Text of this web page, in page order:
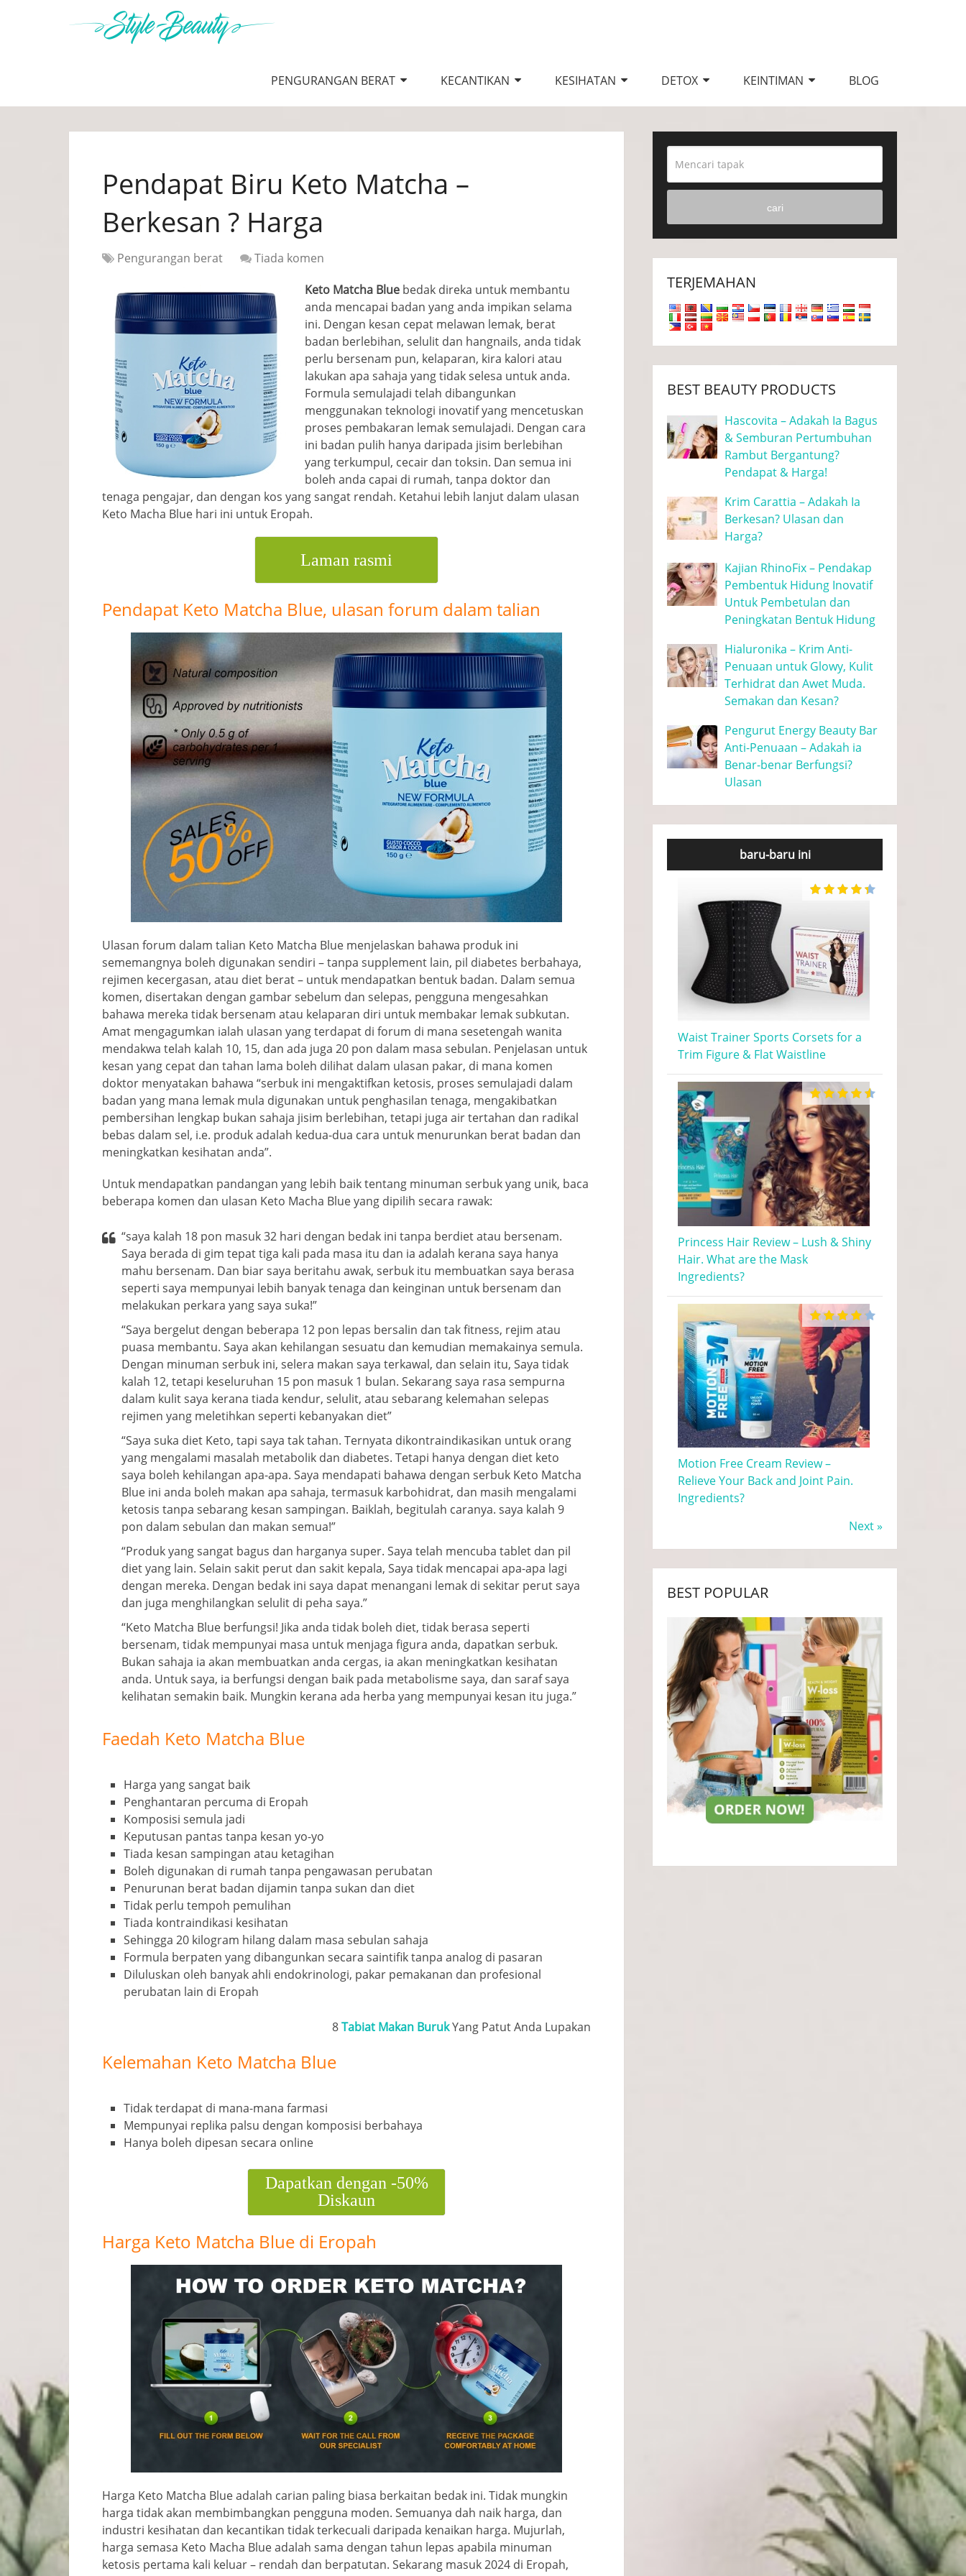
PENGURANGAN BERAT KECANTIKAN KESIHATAN DETOX KEINTIMAN BLOG
Pendapat Biru Keto Matcha –
Berkesan ? Harga
Pengurangan berat
Tiada komen
Keto Matcha Blue bedak direka untuk membantu
anda mencapai badan yang anda impikan selama
ini. Dengan kesan cepat melawan lemak, berat
badan berlebihan, selulit dan hangnails, anda tidak
perlu bersenam pun, kelaparan, kira kalori atau
lakukan apa sahaja yang tidak selesa untuk anda.
Formula semulajadi telah dibangunkan
menggunakan teknologi inovatif yang mencetuskan
proses pembakaran lemak semulajadi. Dengan cara
ini badan pulih hanya daripada jisim berlebihan
yang terkumpul, cecair dan toksin. Dan semua ini
boleh anda capai di rumah, tanpa doktor dan
tenaga pengajar, dan dengan kos yang sangat rendah. Ketahui lebih lanjut dalam ulasan
Keto Macha Blue hari ini untuk Eropah.
Laman rasmi
Pendapat Keto Matcha Blue, ulasan forum dalam talian
Ulasan forum dalam talian Keto Matcha Blue menjelaskan bahawa produk ini
sememangnya boleh digunakan sendiri – tanpa supplement lain, pil diabetes berbahaya,
rejimen kecergasan, atau diet berat – untuk mendapatkan bentuk badan. Dalam semua
komen, disertakan dengan gambar sebelum dan selepas, pengguna mengesahkan
bahawa mereka tidak bersenam atau kelaparan diri untuk membakar lemak subkutan.
Amat mengagumkan ialah ulasan yang terdapat di forum di mana sesetengah wanita
mendakwa telah kalah 10, 15, dan ada juga 20 pon dalam masa sebulan. Penjelasan untuk
kesan yang cepat dan tahan lama boleh dilihat dalam ulasan pakar, di mana komen
doktor menyatakan bahawa “serbuk ini mengaktifkan ketosis, proses semulajadi dalam
badan yang mana lemak mula digunakan untuk penghasilan tenaga, mengakibatkan
pembersihan lengkap bukan sahaja jisim berlebihan, tetapi juga air tertahan dan radikal
bebas dalam sel, i.e. produk adalah kedua-dua cara untuk menurunkan berat badan dan
meningkatkan kesihatan anda”.
Untuk mendapatkan pandangan yang lebih baik tentang minuman serbuk yang unik, baca
beberapa komen dan ulasan Keto Macha Blue yang dipilih secara rawak:
“saya kalah 18 pon masuk 32 hari dengan bedak ini tanpa berdiet atau bersenam.
Saya berada di gim tepat tiga kali pada masa itu dan ia adalah kerana saya hanya
mahu bersenam. Dan biar saya beritahu awak, serbuk itu membuatkan saya berasa
seperti saya mempunyai lebih banyak tenaga dan keinginan untuk bersenam dan
melakukan perkara yang saya suka!”
“Saya bergelut dengan beberapa 12 pon lepas bersalin dan tak fitness, rejim atau
puasa membantu. Saya akan kehilangan sesuatu dan kemudian memakainya semula.
Dengan minuman serbuk ini, selera makan saya terkawal, dan selain itu, Saya tidak
kalah 12, tetapi keseluruhan 15 pon masuk 1 bulan. Sekarang saya rasa sempurna
dalam kulit saya kerana tiada kendur, selulit, atau sebarang kelemahan selepas
rejimen yang meletihkan seperti kebanyakan diet”
“Saya suka diet Keto, tapi saya tak tahan. Ternyata dikontraindikasikan untuk orang
yang mengalami masalah metabolik dan diabetes. Tetapi hanya dengan diet keto
saya boleh kehilangan apa-apa. Saya mendapati bahawa dengan serbuk Keto Matcha
Blue ini anda boleh makan apa sahaja, termasuk karbohidrat, dan masih mengalami
ketosis tanpa sebarang kesan sampingan. Baiklah, begitulah caranya. saya kalah 9
pon dalam sebulan dan makan semua!”
“Produk yang sangat bagus dan harganya super. Saya telah mencuba tablet dan pil
diet yang lain. Selain sakit perut dan sakit kepala, Saya tidak mencapai apa-apa lagi
dengan mereka. Dengan bedak ini saya dapat menangani lemak di sekitar perut saya
dan juga menghilangkan selulit di peha saya.”
“Keto Matcha Blue berfungsi! Jika anda tidak boleh diet, tidak berasa seperti
bersenam, tidak mempunyai masa untuk menjaga figura anda, dapatkan serbuk.
Bukan sahaja ia akan membuatkan anda cergas, ia akan meningkatkan kesihatan
anda. Untuk saya, ia berfungsi dengan baik pada metabolisme saya, dan saraf saya
kelihatan semakin baik. Mungkin kerana ada herba yang mempunyai kesan itu juga.”
Faedah Keto Matcha Blue
Harga yang sangat baik
Penghantaran percuma di Eropah
Komposisi semula jadi
Keputusan pantas tanpa kesan yo-yo
Tiada kesan sampingan atau ketagihan
Boleh digunakan di rumah tanpa pengawasan perubatan
Penurunan berat badan dijamin tanpa sukan dan diet
Tidak perlu tempoh pemulihan
Tiada kontraindikasi kesihatan
Sehingga 20 kilogram hilang dalam masa sebulan sahaja
Formula berpaten yang dibangunkan secara saintifik tanpa analog di pasaran
Diluluskan oleh banyak ahli endokrinologi, pakar pemakanan dan profesional
perubatan lain di Eropah
8Tabiat Makan BurukYang Patut Anda Lupakan
Kelemahan Keto Matcha Blue
Tidak terdapat di mana-mana farmasi
Mempunyai replika palsu dengan komposisi berbahaya
Hanya boleh dipesan secara online
Dapatkan dengan -50%
Diskaun
Harga Keto Matcha Blue di Eropah
Harga Keto Matcha Blue adalah carian paling biasa berkaitan bedak ini. Tidak mungkin
harga tidak akan membimbangkan pengguna moden. Semuanya dah naik harga, dan
industri kesihatan dan kecantikan tidak terkecuali daripada kenaikan harga. Mujurlah,
harga semasa Keto Macha Blue adalah sama dengan tahun lepas apabila minuman
ketosis pertama kali keluar – rendah dan berpatutan. Sekarang masuk 2024 di Eropah,
cari
TERJEMAHAN
BEST BEAUTY PRODUCTS
Hascovita – Adakah Ia Bagus
& Semburan Pertumbuhan
Rambut Bergantung?
Pendapat & Harga!
Krim Carattia – Adakah Ia
Berkesan? Ulasan dan
Harga?
Kajian RhinoFix – Pendakap
Pembentuk Hidung Inovatif
Untuk Pembetulan dan
Peningkatan Bentuk Hidung
Hialuronika – Krim Anti-
Penuaan untuk Glowy, Kulit
Terhidrat dan Awet Muda.
Semakan dan Kesan?
Pengurut Energy Beauty Bar
Anti-Penuaan – Adakah ia
Benar-benar Berfungsi?
Ulasan
baru-baru ini
Waist Trainer Sports Corsets for a
Trim Figure & Flat Waistline
Princess Hair Review – Lush & Shiny
Hair. What are the Mask
Ingredients?
Motion Free Cream Review –
Relieve Your Back and Joint Pain.
Ingredients?
Next »
BEST POPULAR